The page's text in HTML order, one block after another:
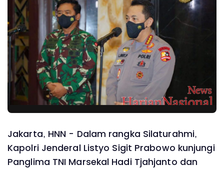
Jakarta, HNN - Dalam rangka Silaturahmi,
Kapolri Jenderal Listyo Sigit Prabowo kunjungi
Panglima TNI Marsekal Hadi Tjahjanto dan